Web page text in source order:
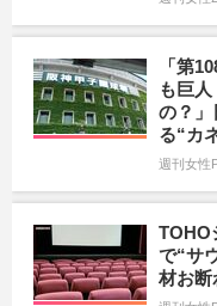
「第
も巨
の？」
る“カ
週刊女性
TOHO
で“サ
材お断